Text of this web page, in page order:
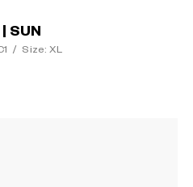
SUN
/ Size: XL